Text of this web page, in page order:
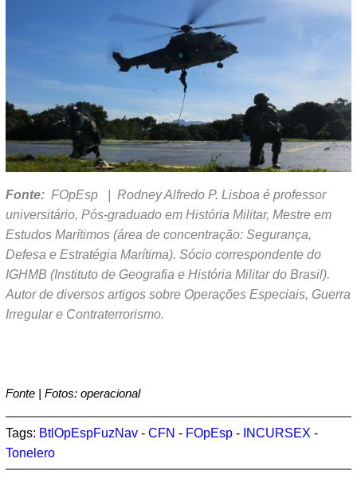
Fonte: FOpEsp | Rodney Alfredo P. Lisboa é professor
universitário, Pós-graduado em História Militar, Mestre em
Estudos Marítimos (área de concentração: Segurança,
Defesa e Estratégia Marítima). Sócio correspondente do
IGHMB (Instituto de Geografia e História Militar do Brasil).
Autor de diversos artigos sobre Operações Especiais, Guerra
Irregular e Contraterrorismo.
Fonte | Fotos: operacional
Tags: BtlOpEspFuzNav - CFN - FOpEsp - INCURSEX -
Tonelero